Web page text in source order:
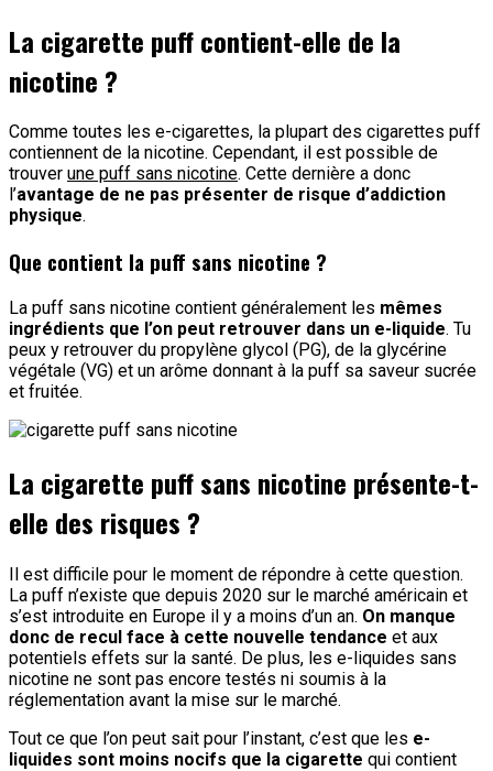
La cigarette puff contient-elle de la
nicotine ?
Comme toutes les e-cigarettes, la plupart des cigarettes puff
contiennent de la nicotine. Cependant, il est possible de
trouver une puff sans nicotine. Cette dernière a donc
l’avantage de ne pas présenter de risque d’addiction
physique.
Que contient la puff sans nicotine ?
La puff sans nicotine contient généralement les mêmes
ingrédients que l’on peut retrouver dans un e-liquide. Tu
peux y retrouver du propylène glycol (PG), de la glycérine
végétale (VG) et un arôme donnant à la puff sa saveur sucrée
et fruitée.
La cigarette puff sans nicotine présente-t-
elle des risques ?
Il est difficile pour le moment de répondre à cette question.
La puff n’existe que depuis 2020 sur le marché américain et
s’est introduite en Europe il y a moins d’un an. On manque
donc de recul face à cette nouvelle tendance et aux
potentiels effets sur la santé. De plus, les e-liquides sans
nicotine ne sont pas encore testés ni soumis à la
réglementation avant la mise sur le marché.
Tout ce que l’on peut sait pour l’instant, c’est que les e-
liquides sont moins nocifs que la cigarette qui contient